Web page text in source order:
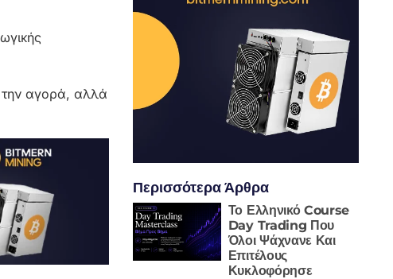
την αγορά, αλλά
Περισσότερα Άρθρα
Το Ελληνικό Course
Day Trading Που
Όλοι Ψάχνανε Και
Επιτέλους
Κυκλοφόρησε